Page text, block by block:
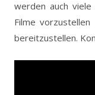
werden auch
Filme
bereitzustellen.